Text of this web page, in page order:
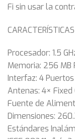
Fi sin usar la
Procesador: 1.5
Memoria: 256 MB
Interfaz: 4
Antenas: 4×
Fuente de
Dimensiones:
Estándares